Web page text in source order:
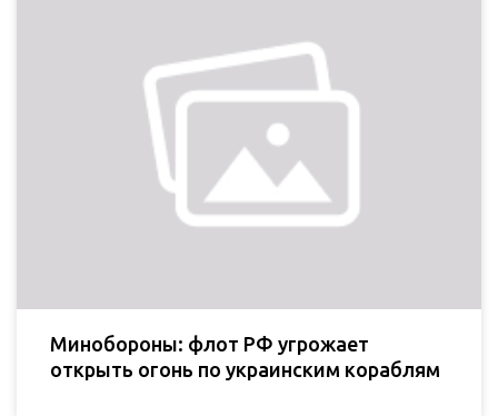
Минобороны: флот РФ угрожает
открыть огонь по украинским кораблям